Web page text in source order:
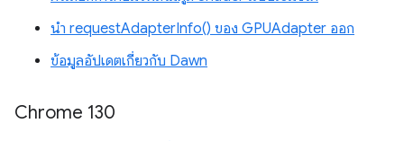
นำ requestAdapterInfo() ของ GPUAdapter ออก
ข้อมูลอัปเดตเกี่ยวกับ Dawn
Chrome 130